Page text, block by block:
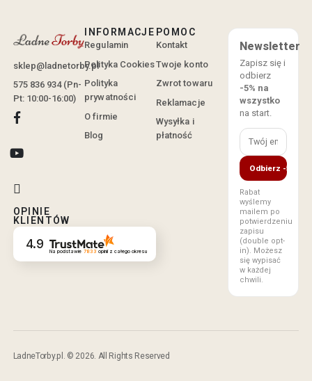
sklep@ladnetorby.pl
575 836 934 (Pn-
Pt: 10:00-16:00)
OPINIE
KLIENTÓW
4.9 Na podstawie 7833 opinii z całego okresu
INFORMACJE
Regulamin
Polityka Cookies
Polityka
prywatności
O firmie
Blog
POMOC
Kontakt
Twoje konto
Zwrot towaru
Reklamacje
Wysyłka i
płatność
Newsletter
Zapisz się i
odbierz
-5% na
wszystko
na start.
Odbierz -5%
Rabat
wyślemy
mailem po
potwierdzeniu
zapisu
(double opt-
in). Możesz
się wypisać
w każdej
chwili.
LadneTorby.pl. © 2026. All Rights Reserved